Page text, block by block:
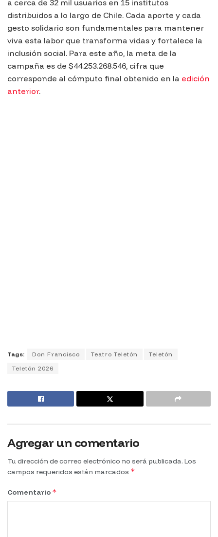
a cerca de 32 mil usuarios en 15 institutos
distribuidos a lo largo de Chile. Cada aporte y cada
gesto solidario son fundamentales para mantener
viva esta labor que transforma vidas y fortalece la
inclusión social. Para este año, la meta de la
campaña es de $44.253.268.546, cifra que
corresponde al cómputo final obtenido en la edición
anterior.
Tags: Don Francisco Teatro Teletón
Teletón
Teletón 2026
Agregar un comentario
Tu dirección de correo electrónico no será publicada. Los
campos requeridos están marcados *
Comentario *